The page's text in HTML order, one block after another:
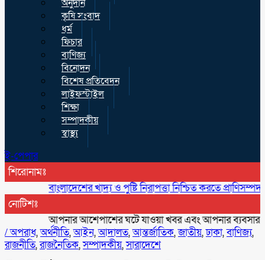
অনুদান
কৃষি সংবাদ
ধর্ম
ফিচার
বাণিজ্য
বিনোদন
বিশেষ প্রতিবেদন
লাইফস্টাইল
শিক্ষা
সম্পাদকীয়
স্বাস্থ্য
ই-পেপার
শিরোনামঃ
বাংলাদেশের খাদ্য ও পুষ্টি নিরাপত্তা নিশ্চিত করতে প্রাণিসম্পদ
নোটিশঃ
আপনার আশেপাশের ঘটে যাওয়া খবর এবং আপনার ব্যবসার
/অপরাধ,অর্থনীতি,আইন,আদালত,আন্তর্জাতিক,জাতীয়,ঢাকা,বাণিজ্য,
রাজনীতি,রাজনৈতিক,সম্পাদকীয়,সারাদেশে